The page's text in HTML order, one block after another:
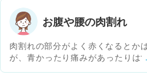
速承認された、核酸医薬品である
OCが取得できていないようです。そ
DAは承認しないでしょう。私の弟
可能性があり、最も上市の可能性が
インをご教示ください。 何卒、よろ
し上げます。
お腹や腰の肉割れ
肉割れの部分がよく赤くなるとか
が、青かったり痛みがあったりは